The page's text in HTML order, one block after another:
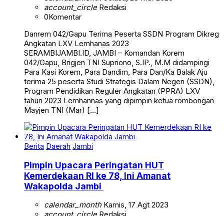
account_circleRedaksi
0Komentar
Danrem 042/Gapu Terima Peserta SSDN Program Dikreg
Angkatan LXV Lemhanas 2023
SERAMBIJAMBI.ID, JAMBI – Komandan Korem
042/Gapu, Brigjen TNI Supriono, S.IP., M.M didampingi
Para Kasi Korem, Para Dandim, Para Dan/Ka Balak Aju
terima 25 peserta Studi Strategis Dalam Negeri (SSDN),
Program Pendidikan Reguler Angkatan (PPRA) LXV
tahun 2023 Lemhannas yang dipimpin ketua rombongan
Mayjen TNI (Mar) […]
Berita Daerah Jambi
Pimpin Upacara Peringatan HUT
Kemerdekaan RI ke 78, Ini Amanat
Wakapolda Jambi
calendar_monthKamis, 17 Agt 2023